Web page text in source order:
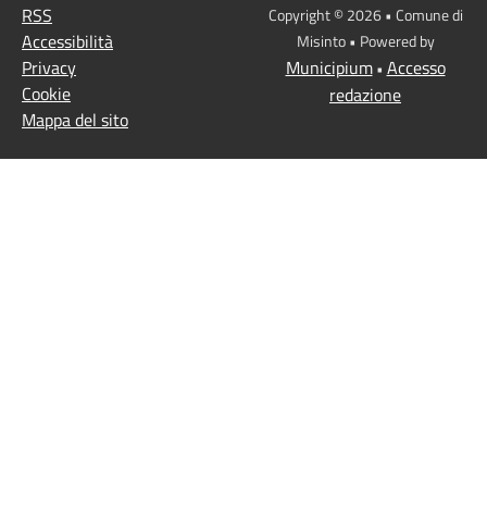
RSS
Accessibilità
Privacy
Cookie
Mappa del sito
Copyright © 2026 • Comune di
Misinto • Powered by
Municipium• Accesso
redazione